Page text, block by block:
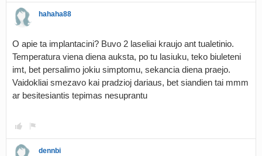
hahaha88
O apie ta implantacini? Buvo 2 laseliai kraujo ant tualetinio.
Temperatura viena diena auksta, po tu lasiuku, teko biuleteni
imt, bet persalimo jokiu simptomu, sekancia diena praejo.
Vaidokliai smezavo kai pradzioj dariaus, bet siandien tai mmm
ar besitesiantis tepimas nesuprantu
dennbi